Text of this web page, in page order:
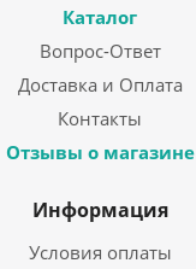
Каталог
Вопрос-Ответ
Доставка и Оплата
Контакты
Отзывы о магазине
Информация
Условия оплаты